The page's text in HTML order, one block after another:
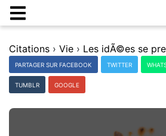
Citations › Vie ›
PARTAGER SUR FACEBOOK TWITTER
TUMBLR GOOGLE